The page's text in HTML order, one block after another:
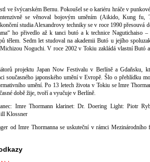
ve švýcarském Bernu. Pokoušel se o kariéru hráče v
se věnoval bojovým uměním (Aikido, Kung fu,
studia Alexandrovy techniky se v roce 1990 přesouvá
ho přivedlo až k tanci butó a k technice Nagutichaiso –
tělem. Sedm let studoval na akademii Butó u jejího
Noguchi. V roce 2002 v Tokiu zakládá vlastní Butó
projektu Japan Now Festivalu v Berlíně a Gdaňsku,
současného japonského umění v Evropě. Šlo o přehlídku
umění. Po 13 letech života v Tokiu se Imre
době žije, tvoří a vyučuje v Berlíně.
Imre Thormann klarinet: Dr. Doering Light: Piotr
Klossner
od Imre Thormanna se uskuteční v rámci Mezinárodního